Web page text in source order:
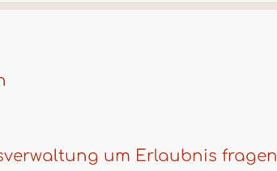
um Erlaubnis fragen